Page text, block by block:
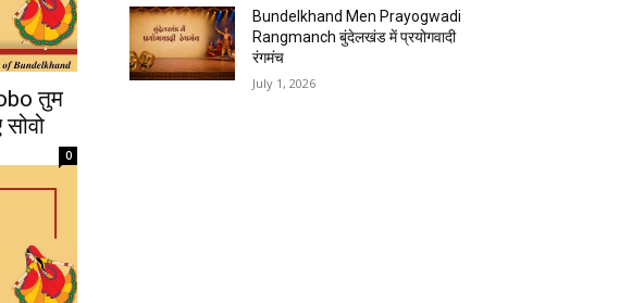
तुम
0
Bundelkhand Men Prayogwadi
Rangmanch बुंदेलखंड में प्रयोगवादी
रंगमंच
July 1, 2026